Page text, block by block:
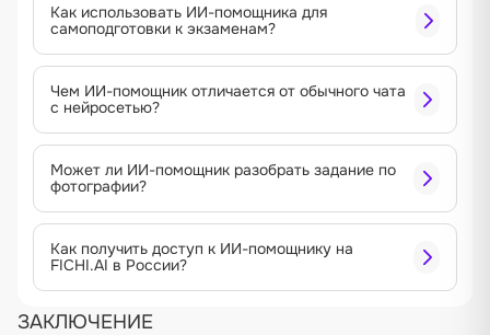
Как использовать ИИ-помощника для
самоподготовки к экзаменам?
Чем ИИ-помощник отличается от обычного чата
с нейросетью?
Может ли ИИ-помощник разобрать задание по
фотографии?
Как получить доступ к ИИ-помощнику на
FICHI.AI в России?
ЗАКЛЮЧЕНИЕ